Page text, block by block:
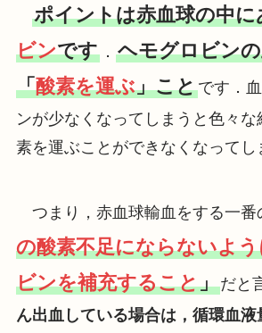
ポイントは赤血球の中に
ビンです． ヘモグロビン
「酸素を運ぶ」ことです．
ンが少なくなってしまうと色々
素を運ぶことができなくなってし
つまり，赤血球輸血をする一番
の酸素不足にならないよ
ビンを補充すること」だと
ん出血している場合は，循環血液